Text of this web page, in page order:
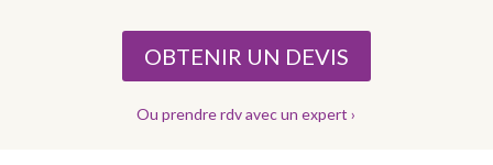
OBTENIR UN DEVIS
Ou prendre rdv avec un expert ›